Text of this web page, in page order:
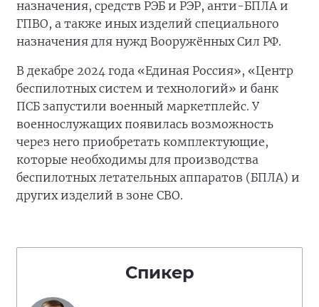
назначения, средств РЭБ и РЭР, анти-БПЛА и
ГПВО, а также иных изделий специального
назначения для нужд Вооружённых Сил РФ.
В декабре 2024 года «Единая Россия», «Центр
беспилотных систем и технологий» и банк
ПСБ запустили военный маркетплейс. У
военнослужащих появилась возможность
через него приобретать комплектующие,
которые необходимы для производства
беспилотных летательных аппаратов (БПЛА) и
других изделий в зоне СВО.
Спикер